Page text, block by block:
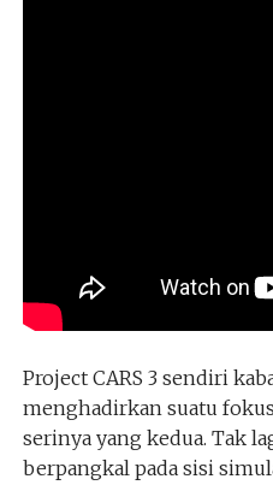
Project CARS 3 sendiri
menghadirkan suatu
serinya yang kedua. Tak
berpangkal pada sisi